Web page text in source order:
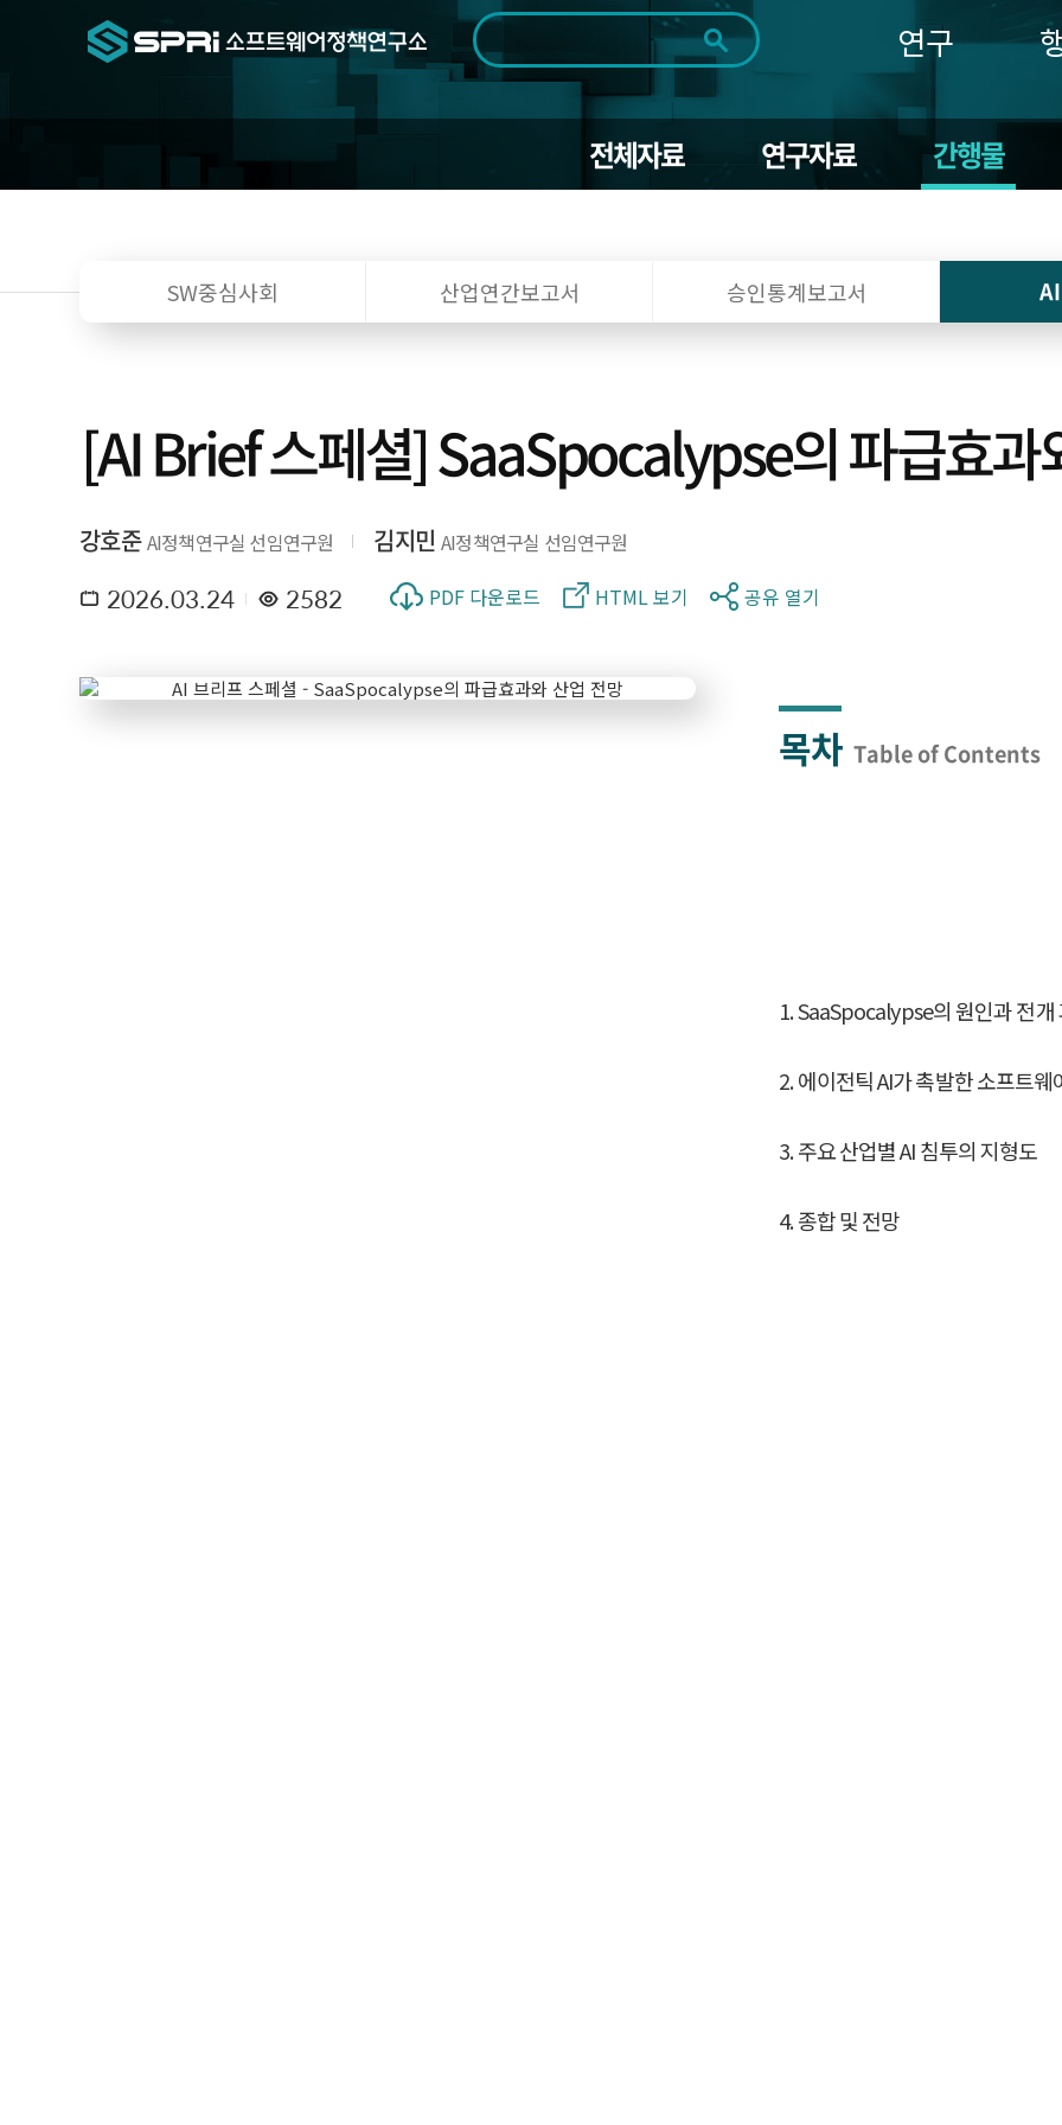
검색범위 전체
기간 전체 1일 1주 1개월 3개월 1년
~
연구
전체자료 연구자료 간행물
SW중심사회 산업연간보고서 승인통계보고서
[AI Brief 스페셜] SaaSpocalypse의 파급효과
강호준 AI정책연구실 선임연구원 김지민 AI정책연구실 선임연구원
2026.03.24 2582 PDF 다운로드 HTML 보기 공유 열기
목차 Table of Contents
1. SaaSpocalypse의 원인과 전개
2. 에이전틱 AI가 촉발한 소프트웨
3. 주요 산업별 AI 침투의 지형도
4. 종합 및 전망